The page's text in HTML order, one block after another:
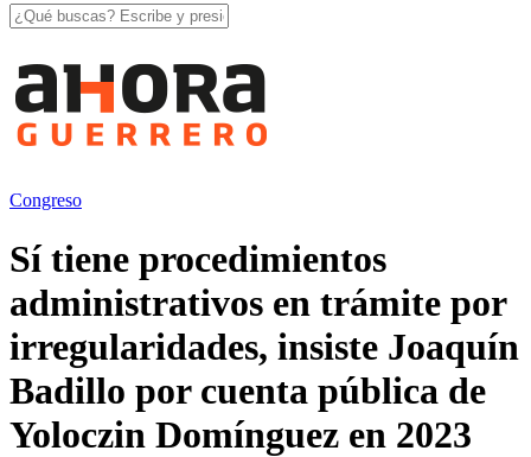
Congreso
Sí tiene procedimientos
administrativos en trámite por
irregularidades, insiste Joaquín
Badillo por cuenta pública de
Yoloczin Domínguez en 2023